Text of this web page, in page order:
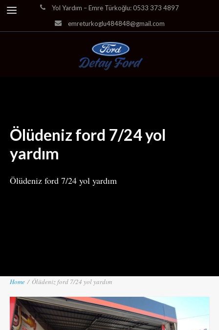
Yol Yardım – Emre Türkoğlu: 0533 373 4897
emreturkoglu484848@gmail.com
Ölüdeniz ford 7/24 yol
yardım
Ölüdeniz ford 7/24 yol yardım
Home / Ölüdeniz ford 7/24 yol yardım